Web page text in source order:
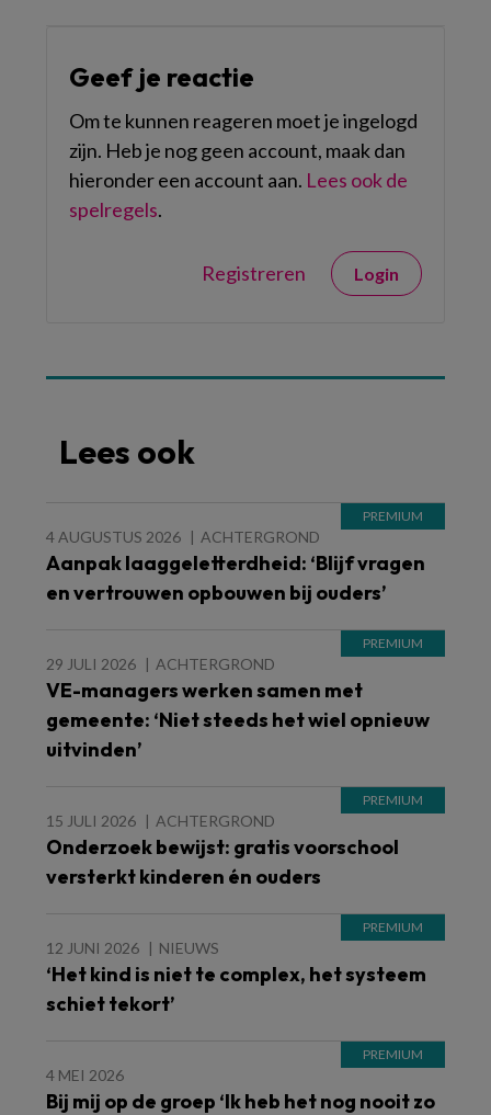
Geef je reactie
Om te kunnen reageren moet je ingelogd
zijn. Heb je nog geen account, maak dan
hieronder een account aan. Lees ook de
spelregels.
Registreren Login
Lees ook
4 AUGUSTUS 2026 ACHTERGROND
Aanpak laaggeletterdheid: ‘Blijf vragen
en vertrouwen opbouwen bij ouders’
29 JULI 2026 ACHTERGROND
VE-managers werken samen met
gemeente: ‘Niet steeds het wiel opnieuw
uitvinden’
15 JULI 2026 ACHTERGROND
Onderzoek bewijst: gratis voorschool
versterkt kinderen én ouders
12 JUNI 2026 NIEUWS
‘Het kind is niet te complex, het systeem
schiet tekort’
4 MEI 2026
Bij mij op de groep ‘Ik heb het nog nooit zo